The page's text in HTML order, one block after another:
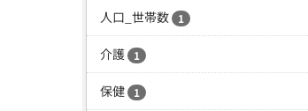
人口_世帯数 1
介護 1
保健 1